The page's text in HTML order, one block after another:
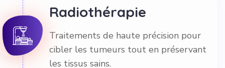
Radiothérapie
Traitements de haute précision pour
cibler les tumeurs tout en préservant
les tissus sains.